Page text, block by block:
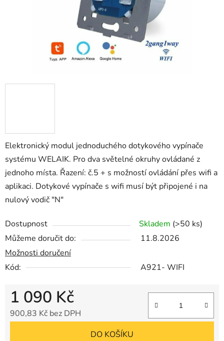
Elektronický modul jednoduchého dotykového vypínače
systému WELAIK. Pro dva světelné okruhy ovládané z
jednoho místa. Řazení: č.5 + s možností ovládání přes wifi a
aplikaci. Dotykové vypínače s wifi musí být připojené i na
nulový vodič "N"
Dostupnost Skladem (>50 ks)
Můžeme doručit do:
11.8.2026
Možnosti doručení
Kód:
A921- WIFI
1 090 Kč
900,83 Kč bez DPH
DO KOŠÍKU